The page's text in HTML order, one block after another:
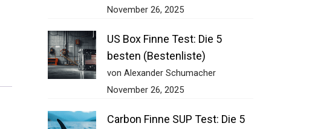
November 26, 2025
US Box Finne Test: Die 5
besten (Bestenliste)
von Alexander Schumacher
November 26, 2025
Carbon Finne SUP Test: Die 5